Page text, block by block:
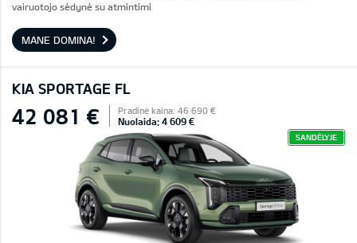
vairuotojo sėdynė su atmintimi
MANE DOMINA!
KIA SPORTAGE FL
42 081 € Pradinė kaina: 46 690 €
Nuolaida: 4 609 €
SANDĖLYJE